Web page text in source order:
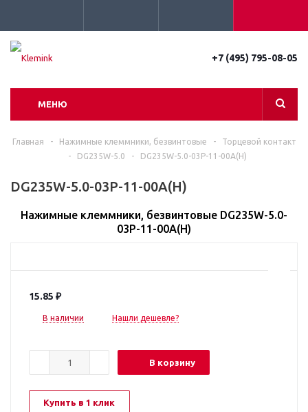
+7 (495) 795-08-05
МЕНЮ
Главная - Нажимные клеммники, безвинтовые -
Торцевой контакт
-
DG235W-5.0 - DG235W-5.0-03P-11-00A(H)
DG235W-5.0-03P-11-00A(H)
Нажимные клеммники, безвинтовые DG235W-5.0-
03P-11-00A(H)
15.85 ₽
В наличии Нашли дешевле?
В корзину
Купить в 1 клик